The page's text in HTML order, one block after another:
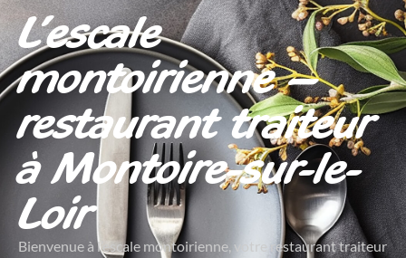
L’escale
montoirienne –
restaurant traiteur
à Montoire-sur-le-
Loir
Bienvenue à l’escale montoirienne, votre restaurant traiteur